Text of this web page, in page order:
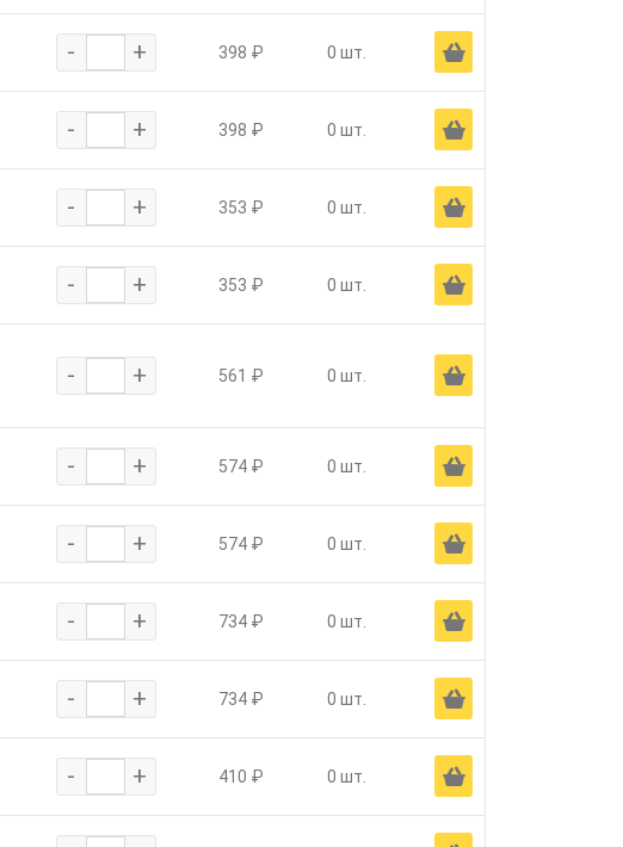
- + 398 ₽ 0 шт. Ä
- + 398 ₽ 0 шт. Ä
- + 353 ₽ 0 шт. Ä
- + 353 ₽ 0 шт. Ä
- + 561 ₽ 0 шт. Ä
- + 574 ₽ 0 шт. Ä
- + 574 ₽ 0 шт. Ä
- + 734 ₽ 0 шт. Ä
- + 734 ₽ 0 шт. Ä
- + 410 ₽ 0 шт. Ä